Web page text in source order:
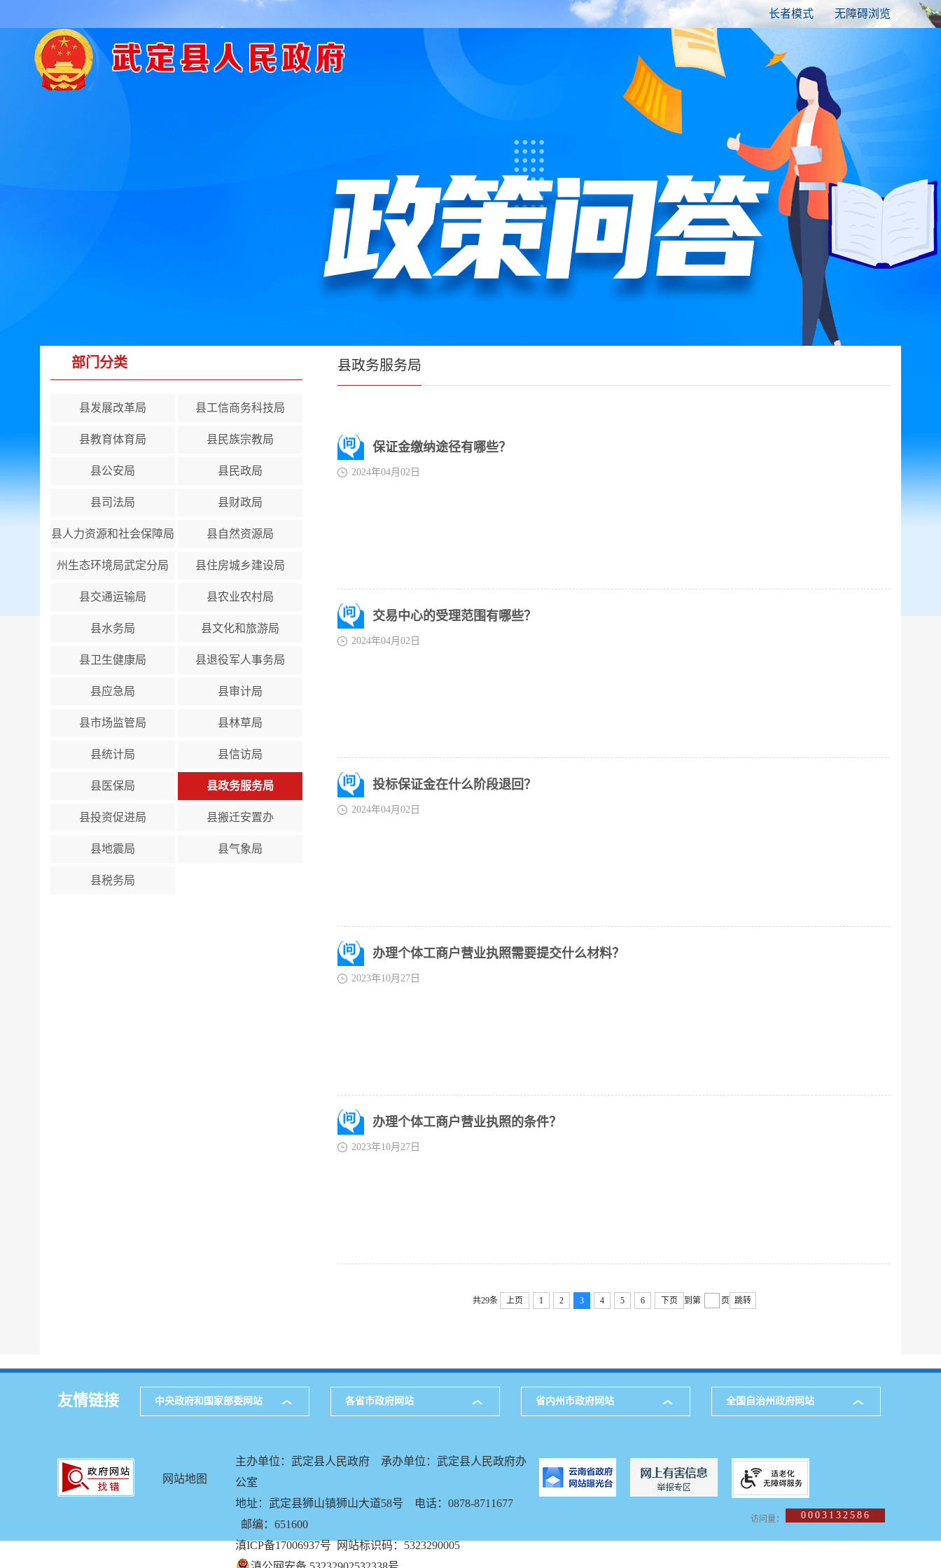
无障碍浏览
长者模式
部门分类
县发展改革局 县工信商务科技局
县教育体育局 县民族宗教局
县公安局 县民政局
县司法局 县财政局
县人力资源和社会保障局 县自然资源局
州生态环境局武定分局 县住房城乡建设局
县交通运输局 县农业农村局
县水务局 县文化和旅游局
县卫生健康局 县退役军人事务局
县应急局 县审计局
县市场监管局 县林草局
县统计局 县信访局
县医保局 县政务服务局
县投资促进局 县搬迁安置办
县地震局 县气象局
县税务局
县政务服务局
保证金缴纳途径有哪些？
2024年04月02日
交易中心的受理范围有哪些？
2024年04月02日
投标保证金在什么阶段退回？
2024年04月02日
办理个体工商户营业执照需要提交什么材料？
2023年10月27日
办理个体工商户营业执照的条件？
2023年10月27日
共29条 上页 1 2 3 4 5 6 下页 到第 页 跳转
友情链接 中央政府和国家部委网站 各省市政府网站 省内州市政府网站 全国自治州政府网站
网站地图
主办单位：武定县人民政府 承办单位：武定县人民政府办
公室
地址：武定县狮山镇狮山大道58号 电话：0878-8711677
邮编：651600
滇ICP备17006937号 网站标识码：5323290005
访问量： 0003132586